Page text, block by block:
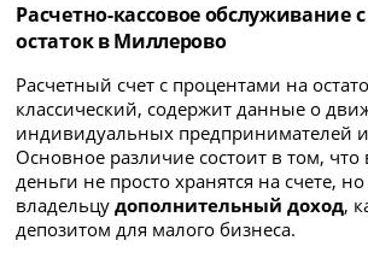
Расчетно-кассовое обслуживание
остаток в Миллерово
Расчетный счет с процентами на
классический, содержит данные о
индивидуальных предпринимателей
Основное различие состоит в том, что
деньги не просто хранятся на счете,
владельцудополнительный доход,
депозитом для малого бизнеса.